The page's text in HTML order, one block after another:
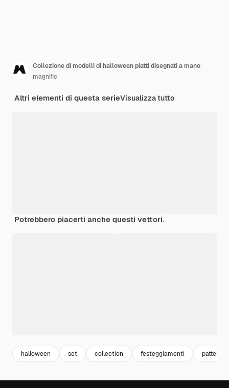
Collezione di modelli di halloween piatti disegnati a mano
magnific
Altri elementi di questa serieVisualizza tutto
Potrebbero piacerti anche questi vettori.
halloween set collection festeggiamenti pattern